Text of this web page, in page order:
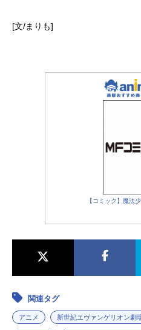
[文/まりも]
【コミック】魔法
関連タグ
アニメ 新世紀エヴァンゲリオン劇